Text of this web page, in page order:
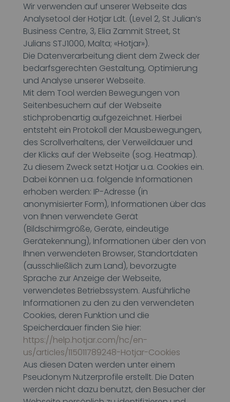
Wir verwenden auf unserer Webseite das
Analysetool der Hotjar Ldt. (Level 2, St Julian’s
Business Centre, 3, Elia Zammit Street, St
Julians STJ1000, Malta; «Hotjar»).
Die Datenverarbeitung dient dem Zweck der
bedarfsgerechten Gestaltung, Optimierung
und Analyse unserer Webseite.
Mit dem Tool werden Bewegungen von
Seitenbesuchern auf der Webseite
stichprobenartig aufgezeichnet. Hierbei
entsteht ein Protokoll der Mausbewegungen,
des Scrollverhaltens, der Verweildauer und
der Klicks auf der Webseite (sog. Heatmap).
Zu diesem Zweck setzt Hotjar u.a. Cookies ein.
Dabei können u.a. folgende Informationen
erhoben werden: IP-Adresse (in
anonymisierter Form), Informationen über das
von Ihnen verwendete Gerät
(Bildschirmgröße, Geräte, eindeutige
Gerätekennung), Informationen über den von
Ihnen verwendeten Browser, Standortdaten
(ausschließlich zum Land), bevorzugte
Sprache zur Anzeige der Webseite,
verwendetes Betriebssystem. Ausführliche
Informationen zu den zu den verwendeten
Cookies, deren Funktion und die
Speicherdauer finden Sie hier:
https://help.hotjar.com/hc/en-
us/articles/115011789248-Hotjar-Cookies
Aus diesen Daten werden unter einem
Pseudonym Nutzerprofile erstellt. Die Daten
werden nicht dazu benutzt, den Besucher der